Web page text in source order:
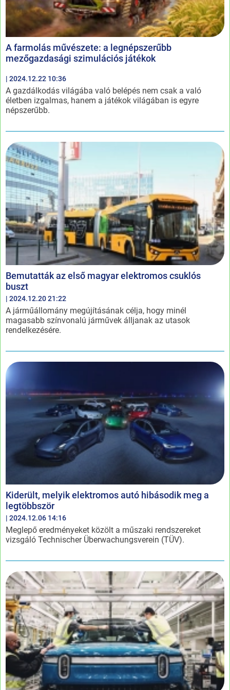
A farmolás művészete: a legnépszerűbb
mezőgazdasági szimulációs játékok
| 2024.12.22 10:36
A gazdálkodás világába való belépés nem csak a való
életben izgalmas, hanem a játékok világában is egyre
népszerűbb.
Bemutatták az első magyar elektromos csuklós
buszt
| 2024.12.20 21:22
A járműállomány megújításának célja, hogy minél
magasabb színvonalú járművek álljanak az utasok
rendelkezésére.
Kiderült, melyik elektromos autó hibásodik meg a
legtöbbször
| 2024.12.06 14:16
Meglepő eredményeket közölt a műszaki rendszereket
vizsgáló Technischer Überwachungsverein (TÜV).